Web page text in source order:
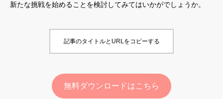
新たな挑戦を始めることを検討してみてはいかがでしょうか。
記事のタイトルとURLをコピーする
無料ダウンロードはこちら